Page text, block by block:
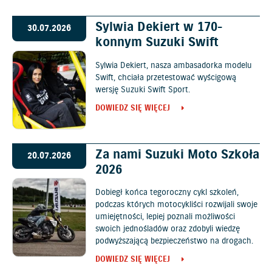
30.07.2026
Sylwia Dekiert w 170-
konnym Suzuki Swift
Sylwia Dekiert, nasza ambasadorka modelu
Swift, chciała przetestować wyścigową
wersję Suzuki Swift Sport.
DOWIEDZ SIĘ WIĘCEJ
20.07.2026
Za nami Suzuki Moto Szkoła
2026
Dobiegł końca tegoroczny cykl szkoleń,
podczas których motocykliści rozwijali swoje
umiejętności, lepiej poznali możliwości
swoich jednośladów oraz zdobyli wiedzę
podwyższającą bezpieczeństwo na drogach.
DOWIEDZ SIĘ WIĘCEJ